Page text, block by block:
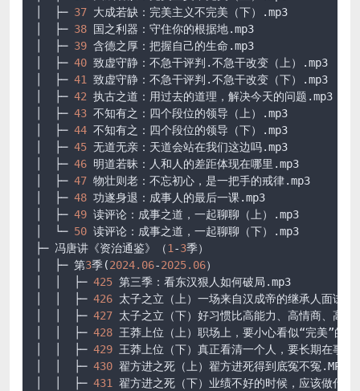
│  ├─ 37 大成若缺：完美主义不完美（下）
.mp3
│  ├─ 38 国之利器：守住你的根据地.mp3
│  ├─ 39 含德之厚：把握自己的生命 .mp3
│  ├─ 40 致虚守静：不急干评判.不急干改变（上）
.mp3
│  ├─ 41 致虚守静：不急干评判.不急干改变（下）
.mp3
│  ├─ 42 执古之道：用过去的道理，解决今天的问题 .mp3
│  ├─ 43 不知有之：四个段位的领导（上）
.mp3
│  ├─ 44 不知有之：四个段位的领导（下）
.mp3
│  ├─ 45 无道无亲：天道会站在我们这边吗.mp3
│  ├─ 46 明道若昧：人和人的差距体现在哪里 .mp3
│  ├─ 47 物壮则老：不忘初心，是一把手的戒律.mp3
│  ├─ 48 功遂身退：成事人的最后一课.mp3
│  ├─ 49 读评论：成事之道，一起聊聊（上）
.mp3
│  └─ 50 读评论：成事之道，一起聊聊（下）
.mp3
├─ 冯唐讲《资治通鉴》（1 -3季）
│  ├─ 第3季(2024.06-2025.06）
│  │  ├─ 425 第三季：看东汉狠人如何破局.mp3
│  │  ├─ 426 太子之立（上）一场来自汉成帝的继承人面试
│  │  ├─ 427 太子之立（下）好习惯比高能力、高情商、高智
│  │  ├─ 428 王莽上位（上）职场上，要小心看似“完美”的人
│  │  ├─ 429 王莽上位（下）真正看清一个人，要长期在事上
│  │  ├─ 430 翟方进之死（上）翟方进死得到底冤不冤.MP3
│  │  ├─ 431
翟方进之死（下）业绩不好的时候，应该做什么